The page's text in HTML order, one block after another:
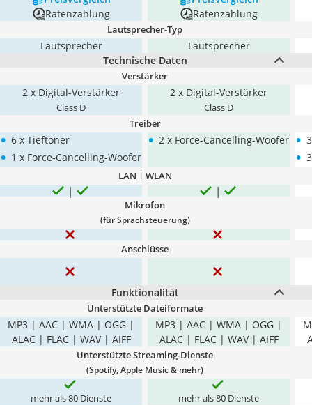
Ratenzahlung
Ratenzahlung
Lautsprecher-Typ
Lautsprecher
Lautsprecher
Technische Daten
Verstärker
2 x Digital-Verstärker
Class D
2 x Digital-Verstärker
Class D
Treiber
• 6 x Tieftöner
• 1 x Force-Cancelling-Woofer
• 2 x Force-Cancelling-Woofer •
•
LAN | WLAN
Mikrofon
(für Sprachsteuerung)
Anschlüsse
Funktionalität
Unterstützte Dateiformate
MP3 | AAC | WMA | OGG |
ALAC | FLAC | WAV | AIFF
MP3 | AAC | WMA | OGG |
ALAC | FLAC | WAV | AIFF
Unterstützte Streaming-Dienste
(Spotify, Apple Music & mehr)
mehr als 80 Dienste mehr als 80 Dienste